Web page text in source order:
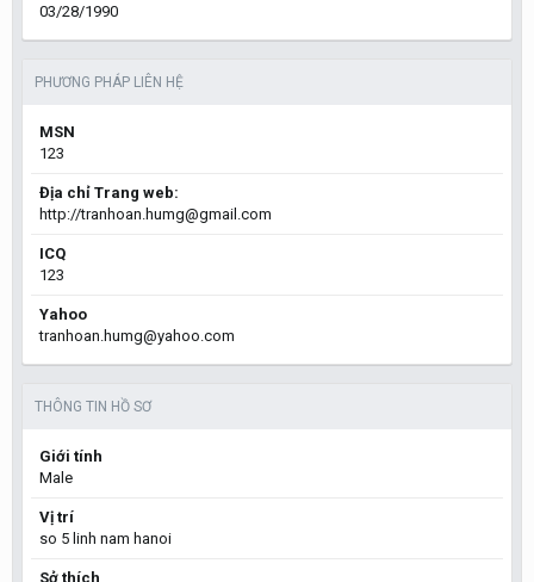
03/28/1990
PHƯƠNG PHÁP LIÊN HỆ
MSN
123
Địa chỉ Trang web:
http://tranhoan.humg@gmail.com
ICQ
123
Yahoo
tranhoan.humg@yahoo.com
THÔNG TIN HỒ SƠ
Giới tính
Male
Vị trí
so 5 linh nam hanoi
Sở thích